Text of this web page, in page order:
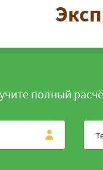
полный